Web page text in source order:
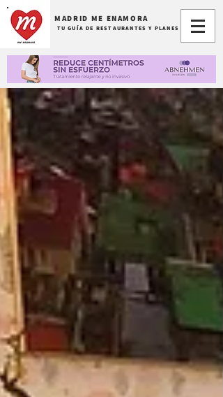
MADRID ME ENAMORA
TU GUÍA DE RESTAURANTES Y PLANES